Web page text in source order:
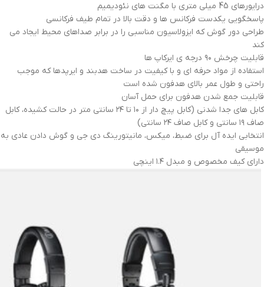
درایورهای 45 میلی متری با مگنت های نئودیمیم
پاسخگویی یکدست فرکانس ها و دقت بالا در تمام طیف فرکانسی
طراحی دور گوش که ایزولاسیون مناسبی را در برابر صداهای محیط ایجاد می
کند
قابلیت چرخش ۹۰ درجه ی ایرکاپ ها
استفاده از مواد حرفه ای و با کیفیت در ساخت هدبند و ایرپدها که موجب
راحتی و طول عمر بالای هدفون شده است
قابلیت جمع شدن هدفون برای حمل آسان
کابل های جدا شدنی (کابل پیچ دار از ۱۰ تا ۲۴ سانتی متر در حالت کشیده، کابل
صاف ۱۹ سانتی و کابل صاف ۲۴ سانتی)
انتخابی ایده آل برای ضبط، میکس، مانیتورینگ دی جی و گوش دادن عادی به
موسیقی
دارای کیف مخصوص و مبدل ۱.۴ اینچی